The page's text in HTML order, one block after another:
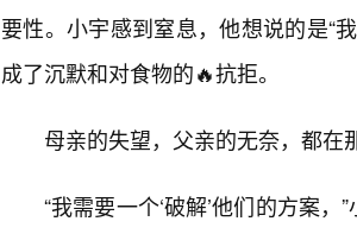
要性。小宇感到窒息，他想说的是“
成了沉默和对食物的🔥抗拒。
母亲的失望，父亲的无奈，都在
“我需要一个‘破解’他们的方案